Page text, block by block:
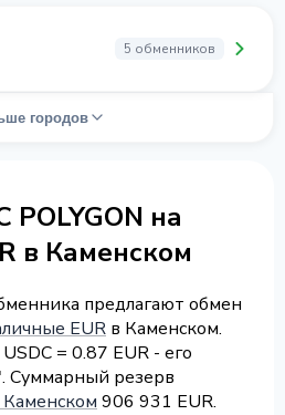
5 обменников
городов
POLYGON на
в Каменском
предлагают обмен
EUR в Каменском.
= 0.87 EUR - его
Суммарный резерв
906 931 EUR.